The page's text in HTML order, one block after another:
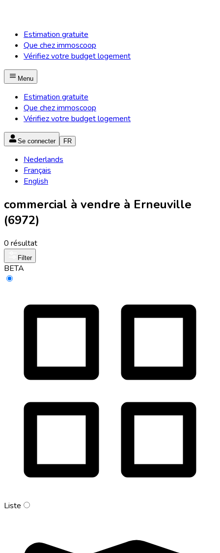
Estimation gratuite
Que chez immoscoop
Vérifiez votre budget logement
Menu
Estimation gratuite
Que chez immoscoop
Vérifiez votre budget logement
Se connecter FR
Nederlands
Français
English
commercial à vendre à Erneuville
(6972)
0 résultat
Filter
BETA
Liste